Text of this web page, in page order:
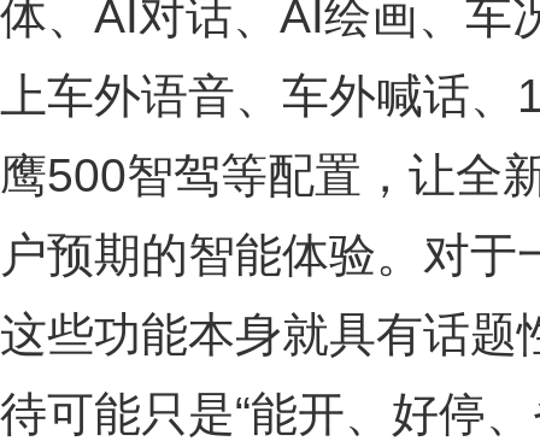
体、AI对话、AI绘画、车
上车外语音、车外喊话
鹰500智驾等配置，让全
户预期的智能体验。对
这些功能本身就具有话题
待可能只是“能开、好停